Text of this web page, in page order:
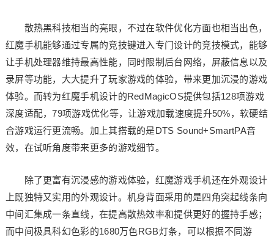
散热黑科技相当的亮眼，不过在软件优化方面也相当出色，
红魔手机能够通过专属的竞技键进入专门设计的竞技模式，能够
让手机处理器维持最高性能，同时限制后台网络，屏蔽信息以及
录屏等功能，大大提升了玩家游戏的体验，带来更加沉浸的游戏
体验。而转为红魔手机设计的RedMagicOS提供包括128项游戏
深度适配，79项游戏优化等，让游戏加载速度提升50%，软硬结
合游戏运行更流畅。加上其搭载的是DTS Sound+SmartPA音
效，在试听角度带来更多的游戏细节。
除了更富有沉浸感的游戏体验，红魔游戏手机还在外观设计
上既独特又实用的外观设计。机身背面采用的是四角突起线条向
中间汇集成一条直线，在提高散热效率和提供更好的握持手感；
而中间极具科幻色彩的1680万色RGB灯条，可以根据不同游